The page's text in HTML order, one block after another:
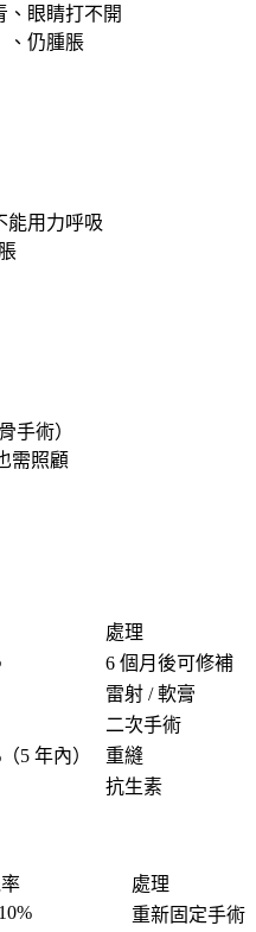
、眼睛打不開
、仍腫脹
能用力呼吸
手術）
需照顧
處理
6 個月後可修補
雷射 / 軟膏
二次手術
5 年內）
重縫
抗生素
處理
重新固定手術